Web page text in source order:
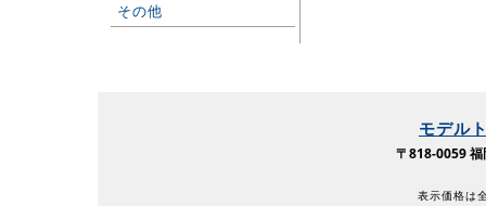
その他
モデル
〒818-0059
表示価格は